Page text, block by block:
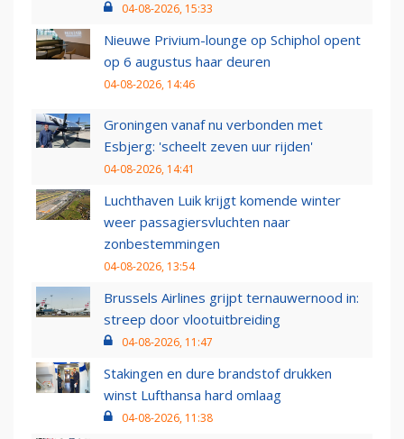
04-08-2026, 15:33
Nieuwe Privium-lounge op Schiphol opent
op 6 augustus haar deuren
04-08-2026, 14:46
Groningen vanaf nu verbonden met
Esbjerg: 'scheelt zeven uur rijden'
04-08-2026, 14:41
Luchthaven Luik krijgt komende winter
weer passagiersvluchten naar
zonbestemmingen
04-08-2026, 13:54
Brussels Airlines grijpt ternauwernood in:
streep door vlootuitbreiding
04-08-2026, 11:47
Stakingen en dure brandstof drukken
winst Lufthansa hard omlaag
04-08-2026, 11:38